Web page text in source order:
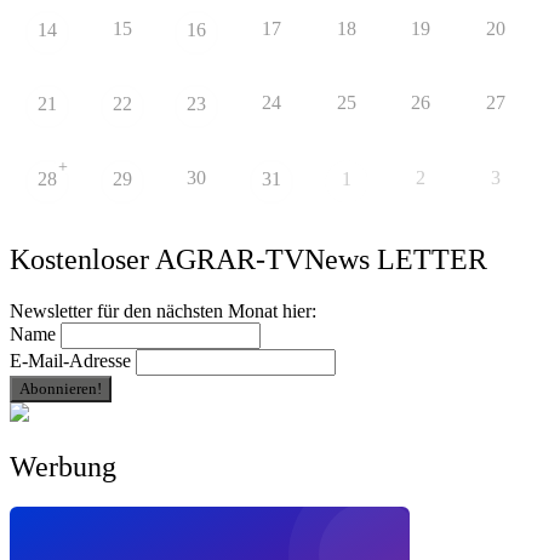
14 15 16 17 18 19 20
21 22 23 24 25 26 27
28
+
29 30 31 1 2 3
Kostenloser AGRAR-TVNews LETTER
Newsletter für den nächsten Monat hier:
Name
E-Mail-Adresse
Werbung